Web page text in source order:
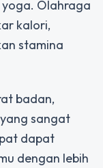
Olahraga
kalori,
stamina
badan,
sangat
dapat
dengan lebih